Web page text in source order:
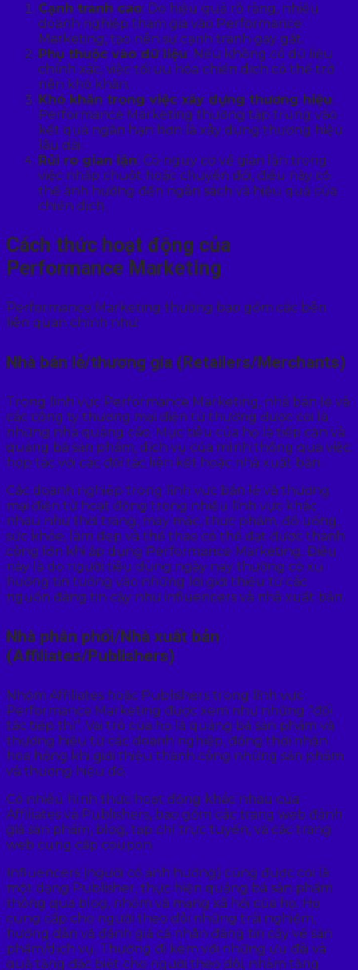
Cạnh tranh cao: Do hiệu quả rõ ràng, nhiều
doanh nghiệp tham gia vào Performance
Marketing, tạo nên sự cạnh tranh gay gắt.
Phụ thuộc vào dữ liệu: Nếu không có dữ liệu
chính xác, việc tối ưu hóa chiến dịch có thể trở
nên khó khăn.
Khó khăn trong việc xây dựng thương hiệu:
Performance Marketing thường tập trung vào
kết quả ngắn hạn hơn là xây dựng thương hiệu
lâu dài.
Rủi ro gian lận: Có nguy cơ về gian lận trong
việc nhấp chuột hoặc chuyển đổi, điều này có
thể ảnh hưởng đến ngân sách và hiệu quả của
chiến dịch.
Cách thức hoạt động của
Performance Marketing
Performance Marketing thường bao gồm các bên
liên quan chính như:
Nhà bán lẻ/thương gia (Retailers/Merchants)
Trong lĩnh vực Performance Marketing, nhà bán lẻ và
các công ty thương mại điện tử thường được coi là
những nhà quảng cáo. Mục tiêu của họ là tiếp cận và
quảng bá sản phẩm, dịch vụ của mình thông qua việc
hợp tác với các đối tác liên kết hoặc nhà xuất bản.
Các doanh nghiệp trong lĩnh vực bán lẻ và thương
mại điện tử hoạt động trong nhiều lĩnh vực khác
nhau như thời trang, may mặc, thực phẩm, đồ uống,
sức khỏe, làm đẹp và thể thao có thể đạt được thành
công lớn khi áp dụng Performance Marketing. Điều
này là do người tiêu dùng ngày nay thường có xu
hướng tin tưởng vào những lời giới thiệu từ các
nguồn đáng tin cậy như influencers và nhà xuất bản.
Nhà phân phối/Nhà xuất bản
(Affiliates/Publishers)
Nhóm Affiliates hoặc Publishers trong lĩnh vực
Performance Marketing được xem như những “đối
tác tiếp thị”. Vai trò của họ là quảng bá sản phẩm và
thương hiệu từ các doanh nghiệp, đồng thời nhận
hoa hồng khi giới thiệu thành công những sản phẩm
và thương hiệu đó.
Có nhiều hình thức hoạt động khác nhau của
Affiliates và Publishers, bao gồm các trang web đánh
giá sản phẩm, blog, tạp chí trực tuyến, và các trang
web cung cấp coupon.
Influencers (người có ảnh hưởng) cũng được coi là
một dạng Publisher, thực hiện quảng bá sản phẩm
thông qua blog, nhóm và mạng xã hội của họ. Họ
cung cấp cho người theo dõi những trải nghiệm,
hướng dẫn và đánh giá cá nhân đáng tin cậy về sản
phẩm/dịch vụ. Thường đi kèm với những ưu đãi và
quà tặng đặc biệt cho người theo dõi, nhằm tăng